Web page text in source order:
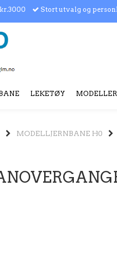
Stort utvalg og
LEKETØY MODELLER
MODELLJERNBANE H0